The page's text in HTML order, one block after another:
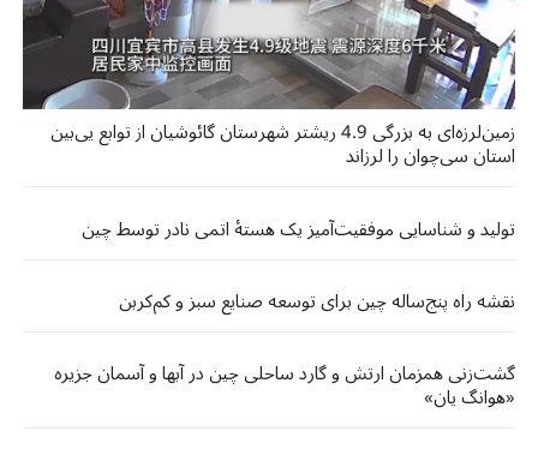
زمین‌لرزه‌ای به بزرگی 4.9 ریشتر شهرستان گائوشیان از توابع یی‌بین
استان سی‌چوان را لرزاند
تولید و شناسایی موفقیت‌آمیز یک هستهٔ اتمی نادر توسط چین
نقشه راه پنج‌ساله چین برای توسعه صنایع سبز و کم‌کربن
گشت‌زنی‌ همزمان ارتش و گارد ساحلی چین در آبها و آسمان جزیره
«هوانگ‌ یان»